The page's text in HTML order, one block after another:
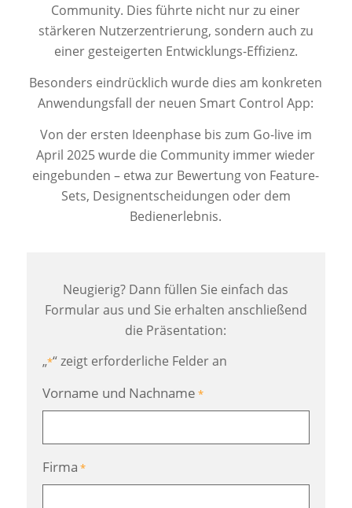
Community. Dies führte nicht nur zu einer
stärkeren Nutzerzentrierung, sondern auch zu
einer gesteigerten Entwicklungs-Effizienz.
Besonders eindrücklich wurde dies am konkreten
Anwendungsfall der neuen Smart Control App:
Von der ersten Ideenphase bis zum Go-live im
April 2025 wurde die Community immer wieder
eingebunden – etwa zur Bewertung von Feature-
Sets, Designentscheidungen oder dem
Bedienerlebnis.
Neugierig? Dann füllen Sie einfach das
Formular aus und Sie erhalten anschließend
die Präsentation:
„*“ zeigt erforderliche Felder an
Vorname und Nachname *
Firma *